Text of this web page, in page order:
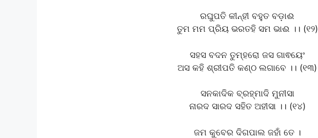
ରଘୁପତି କୀନ୍‌ହୀ ବହୁତ ବଡ଼ାଈ
ତୁମ ମମ ପ୍ରିୟ ଭରତହି ସମ ଭାଈ ।। (୧୨)
ସହସ ବଦନ ତୁମ୍‌ହରୋ ଜସ ଗାଵୟେଂ
ଅସ କହି ଶ୍ରୀପତି କଣ୍ଠ ଲଗାବେ ।। (୧୩)
ସନକାଦିକ ବ୍ରହ୍ମାଦି ମୁନୀସା
ନାରଦ ସାରଦ ସହିତ ଅହୀସା ।। (୧୪)
ଜମ କୁବେର ଦିଗପାଲ ଜହାଁ ତେ ।